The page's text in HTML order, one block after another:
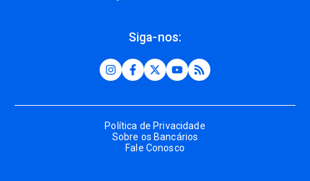
Siga-nos:
Política de Privacidade
Sobre os Bancários
Fale Conosco